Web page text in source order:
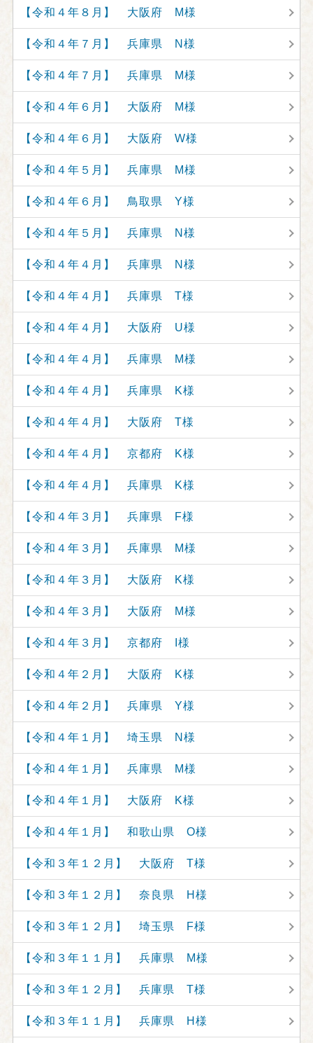
【令和４年８月】 大阪府 M様
【令和４年７月】 兵庫県 N様
【令和４年７月】 兵庫県 M様
【令和４年６月】 大阪府 M様
【令和４年６月】 大阪府 W様
【令和４年５月】 兵庫県 M様
【令和４年６月】 鳥取県 Y様
【令和４年５月】 兵庫県 N様
【令和４年４月】 兵庫県 N様
【令和４年４月】 兵庫県 T様
【令和４年４月】 大阪府 U様
【令和４年４月】 兵庫県 M様
【令和４年４月】 兵庫県 K様
【令和４年４月】 大阪府 T様
【令和４年４月】 京都府 K様
【令和４年４月】 兵庫県 K様
【令和４年３月】 兵庫県 F様
【令和４年３月】 兵庫県 M様
【令和４年３月】 大阪府 K様
【令和４年３月】 大阪府 M様
【令和４年３月】 京都府 I様
【令和４年２月】 大阪府 K様
【令和４年２月】 兵庫県 Y様
【令和４年１月】 埼玉県 N様
【令和４年１月】 兵庫県 M様
【令和４年１月】 大阪府 K様
【令和４年１月】 和歌山県 O様
【令和３年１２月】 大阪府 T様
【令和３年１２月】 奈良県 H様
【令和３年１２月】 埼玉県 F様
【令和３年１１月】 兵庫県 M様
【令和３年１２月】 兵庫県 T様
【令和３年１１月】 兵庫県 H様